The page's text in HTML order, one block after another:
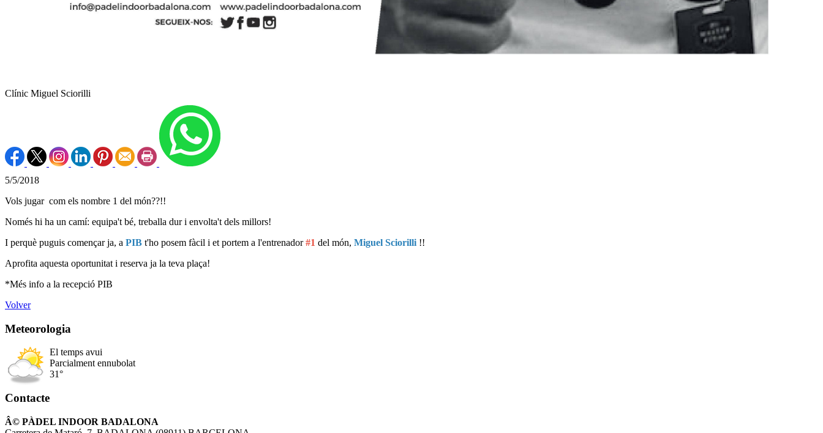
Clínic Miguel Sciorilli
5/5/2018
Vols jugar com els nombre 1 del món??!!
Només hi ha un camí: equipa't bé, treballa dur i envolta't dels millors!
I perquè puguis començar ja, a PIB t'ho posem fàcil i et portem a l'entrenador#1 del món, Miguel Sciorilli !!
Aprofita aquesta oportunitat i reserva ja la teva plaça!
*Més info a la recepció PIB
Volver
Meteorologia
El temps avui
Parcialment ennubolat
31°
Contacte
Â© PÀDEL INDOOR BADALONA